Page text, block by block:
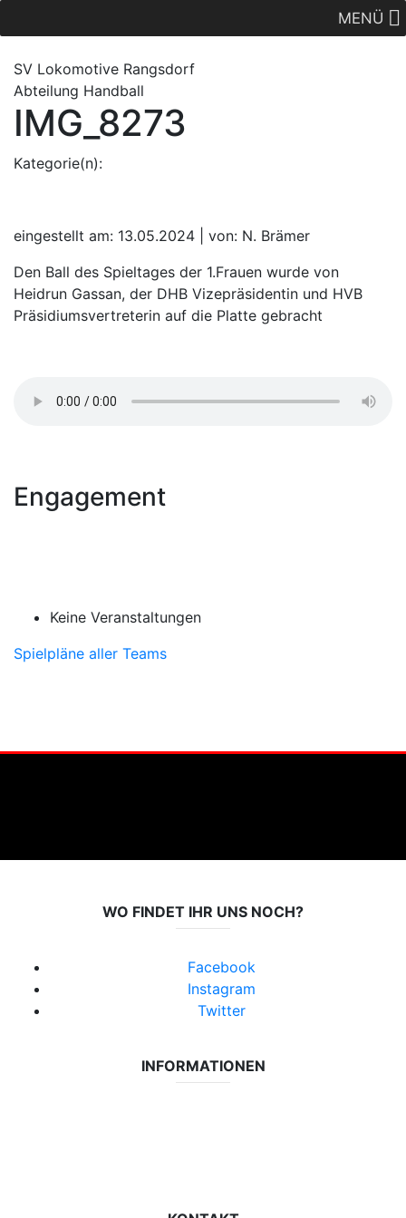
MENÜ
SV Lokomotive Rangsdorf
Abteilung Handball
IMG_8273
Kategorie(n):
eingestellt am: 13.05.2024 | von: N. Brämer
Den Ball des Spieltages der 1.Frauen wurde von
Heidrun Gassan, der DHB Vizepräsidentin und HVB
Präsidiumsvertreterin auf die Platte gebracht
Engagement
Keine Veranstaltungen
Spielpläne aller Teams
WO FINDET IHR UNS NOCH?
Facebook
Instagram
Twitter
INFORMATIONEN